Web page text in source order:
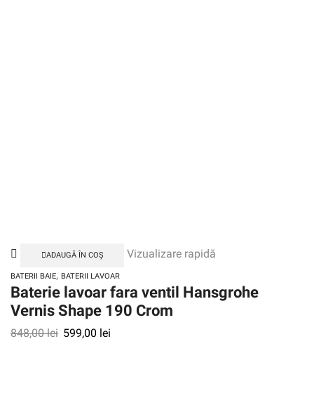
ADAUGĂ ÎN COȘ Vizualizare rapidă
BATERII BAIE, BATERII LAVOAR
Baterie lavoar fara ventil Hansgrohe
Vernis Shape 190 Crom
848,00lei 599,00 lei